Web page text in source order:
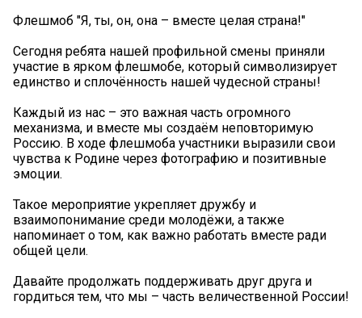
Флешмоб "Я, ты, он, она – вместе целая страна!"
Сегодня ребята нашей профильной смены приняли
участие в ярком флешмобе, который символизирует
единство и сплочённость нашей чудесной страны!
Каждый из нас – это важная часть огромного
механизма, и вместе мы создаём неповторимую
Россию. В ходе флешмоба участники выразили свои
чувства к Родине через фотографию и позитивные
эмоции.
Такое мероприятие укрепляет дружбу и
взаимопонимание среди молодёжи, а также
напоминает о том, как важно работать вместе ради
общей цели.
Давайте продолжать поддерживать друг друга и
гордиться тем, что мы – часть величественной России!